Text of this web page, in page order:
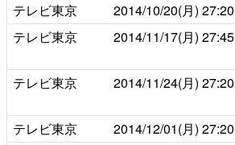
テレビ東京 2014/10/20(月) 27:20
テレビ東京 2014/11/17(月) 27:45
テレビ東京 2014/11/24(月) 27:20
テレビ東京 2014/12/01(月) 27:20